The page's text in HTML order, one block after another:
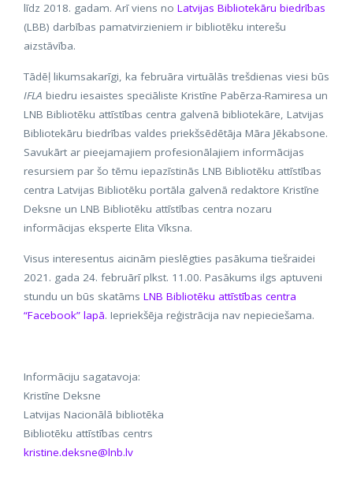
līdz 2018. gadam. Arī viens no Latvijas Bibliotekāru biedrības
(LBB) darbības pamatvirzieniem ir bibliotēku interešu
aizstāvība.
Tādēļ likumsakarīgi, ka februāra virtuālās trešdienas viesi būs
IFLA biedru iesaistes speciāliste Kristīne Pabērza-Ramiresa un
LNB Bibliotēku attīstības centra galvenā bibliotekāre, Latvijas
Bibliotekāru biedrības valdes priekšsēdētāja Māra Jēkabsone.
Savukārt ar pieejamajiem profesionālajiem informācijas
resursiem par šo tēmu iepazīstinās LNB Bibliotēku attīstības
centra Latvijas Bibliotēku portāla galvenā redaktore Kristīne
Deksne un LNB Bibliotēku attīstības centra nozaru
informācijas eksperte Elita Vīksna.
Visus interesentus aicinām pieslēgties pasākuma tiešraidei
2021. gada 24. februārī plkst. 11.00. Pasākums ilgs aptuveni
stundu un būs skatāms LNB Bibliotēku attīstības centra
“Facebook” lapā. Iepriekšēja reģistrācija nav nepieciešama.
Informāciju sagatavoja:
Kristīne Deksne
Latvijas Nacionālā bibliotēka
Bibliotēku attīstības centrs
kristine.deksne@lnb.lv